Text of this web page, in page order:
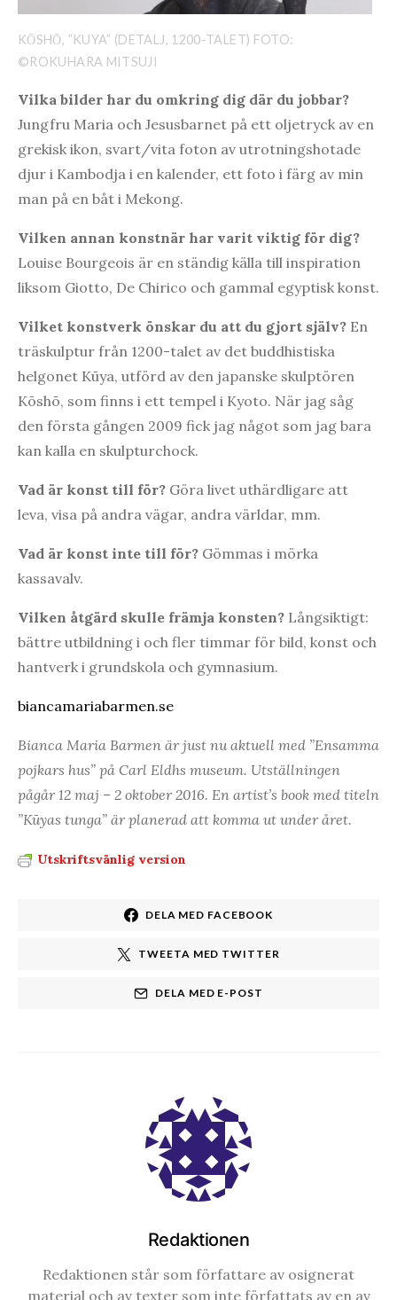
KŌSHŌ, ”KUYA” (DETALJ, 1200-TALET) FOTO:
©ROKUHARA MITSUJI
Vilka bilder har du omkring dig där du jobbar?
Jungfru Maria och Jesusbarnet på ett oljetryck av en
grekisk ikon, svart/vita foton av utrotningshotade
djur i Kambodja i en kalender, ett foto i färg av min
man på en båt i Mekong.
Vilken annan konstnär har varit viktig för dig?
Louise Bourgeois är en ständig källa till inspiration
liksom Giotto, De Chirico och gammal egyptisk konst.
Vilket konstverk önskar du att du gjort själv? En
träskulptur från 1200-talet av det buddhistiska
helgonet Kūya, utförd av den japanske skulptören
Kōshō, som finns i ett tempel i Kyoto. När jag såg
den första gången 2009 fick jag något som jag bara
kan kalla en skulpturchock.
Vad är konst till för? Göra livet uthärdligare att
leva, visa på andra vägar, andra världar, mm.
Vad är konst inte till för? Gömmas i mörka
kassavalv.
Vilken åtgärd skulle främja konsten? Långsiktigt:
bättre utbildning i och fler timmar för bild, konst och
hantverk i grundskola och gymnasium.
biancamariabarmen.se
Bianca Maria Barmen är just nu aktuell med ”Ensamma
pojkars hus” på Carl Eldhs museum. Utställningen
pågår 12 maj – 2 oktober 2016. En artist’s book med titeln
”Kūyas tunga” är planerad att komma ut under året.
Utskriftsvänlig version
DELA MED FACEBOOK
TWEETA MED TWITTER
DELA MED E-POST
Redaktionen
Redaktionen står som författare av osignerat
material och av texter som inte författats av en av